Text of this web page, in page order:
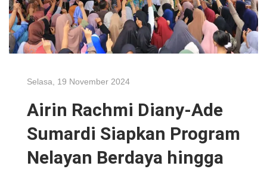
Selasa, 19 November 2024
Airin Rachmi Diany-Ade
Sumardi Siapkan Program
Nelayan Berdaya hingga